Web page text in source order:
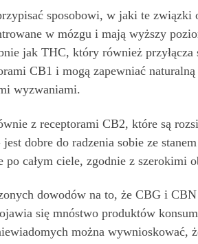
sposobowi, w jaki te związki
w mózgu i mają wyższy
jak THC, który również
CB1 i mogą zapewniać
wyzwaniami.
z receptorami CB2, które są
dobre do radzenia sobie ze
całym ciele, zgodnie z szerokimi
dowodów na to, że CBG i
się mnóstwo produktów
można wywnioskować,